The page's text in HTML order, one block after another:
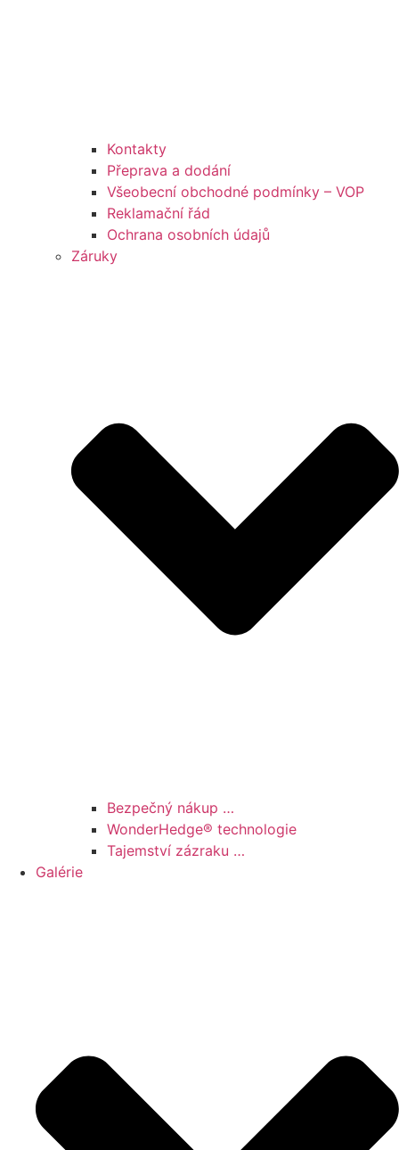
Kontakty
Přeprava a dodání
Všeobecní obchodné podmínky – VOP
Reklamační řád
Ochrana osobních údajů
Záruky
Bezpečný nákup …
WonderHedge® technologie
Tajemství zázraku …
Galérie